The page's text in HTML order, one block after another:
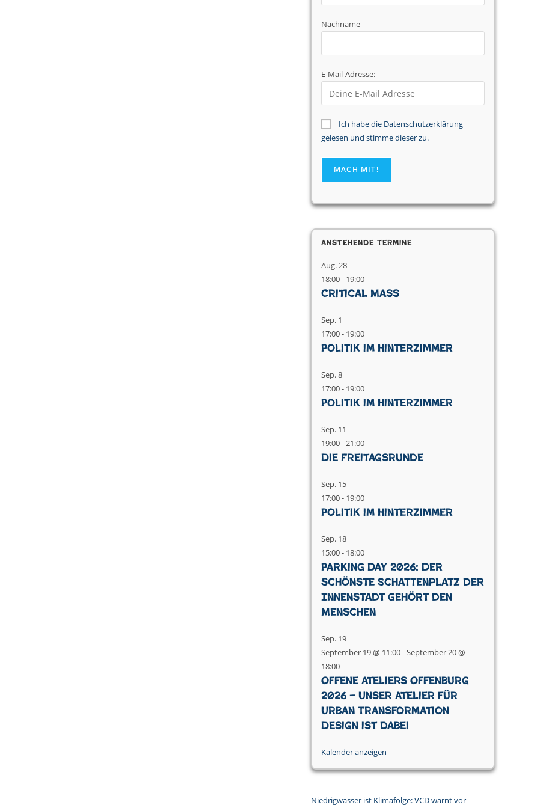
Nachname
E-Mail-Adresse:
Ich habe die Datenschutzerklärung
gelesen und stimme dieser zu.
Anstehende Termine
Aug.28
18:00- 19:00
Critical Mass
Sep. 1
17:00- 19:00
Politik im Hinterzimmer
Sep.8
17:00- 19:00
Politik im Hinterzimmer
Sep. 11
19:00-21:00
Die Freitagsrunde
Sep. 15
17:00- 19:00
Politik im Hinterzimmer
Sep. 18
15:00- 18:00
Parking Day 2026: Der
schönste Schattenplatz der
Innenstadt gehört den
Menschen
Sep. 19
September 19 @ 11:00-September 20 @
18:00
Offene Ateliers Offenburg
2026 – Unser Atelier für
Urban Transformation
Design ist dabei
Kalender anzeigen
Niedrigwasser ist Klimafolge: VCD warnt vor